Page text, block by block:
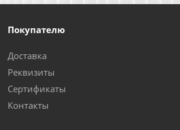
Покупателю
Доставка
Реквизиты
Сертификаты
Контакты